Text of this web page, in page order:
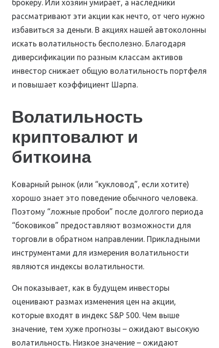
брокеру. Или хозяин умирает, а наследники
рассматривают эти акции как нечто, от чего нужно
избавиться за деньги. В акциях нашей автоколонны
искать волатильность бесполезно. Благодаря
диверсификации по разным классам активов
инвестор снижает общую волатильность портфеля
и повышает коэффициент Шарпа.
Волатильность
криптовалют и
биткоина
Коварный рынок (или “кукловод”, если хотите)
хорошо знает это поведение обычного человека.
Поэтому “ложные пробои” после долгого периода
“боковиков” предоставляют возможности для
торговли в обратном направлении. Прикладными
инструментами для измерения волатильности
являются индексы волатильности.
Он показывает, как в будущем инвесторы
оценивают размах изменения цен на акции,
которые входят в индекс S&P 500. Чем выше
значение, тем хуже прогнозы – ожидают высокую
волатильность. Низкое значение – ожидают